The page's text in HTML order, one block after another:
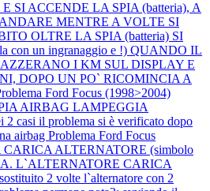
SI ACCENDE LA SPIA (batteria), A
MENTRE A VOLTE SI
OLTRE LA SPIA (batteria) SI
con un ingranaggio e !) QUANDO IL
I KM SUL DISPLAY E
DOPO UN PO` RICOMINCIA A
Ford Focus (1998>2004)
AIRBAG LAMPEGGIA
casi il problema si è verificato dopo
airbag Problema Ford Focus
CARICA ALTERNATORE (simbolo
L`ALTERNATORE CARICA
2 volte l`alternatore con 2